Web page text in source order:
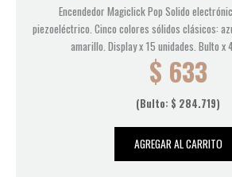
Encendedor Magiclick Pop Solido
piezoeléctrico. Cinco colores sólidos clásicos:
amarillo. Display x 15 unidades. Bulto x
$ 633
(Bulto: $ 284.719)
AGREGAR AL CARRITO